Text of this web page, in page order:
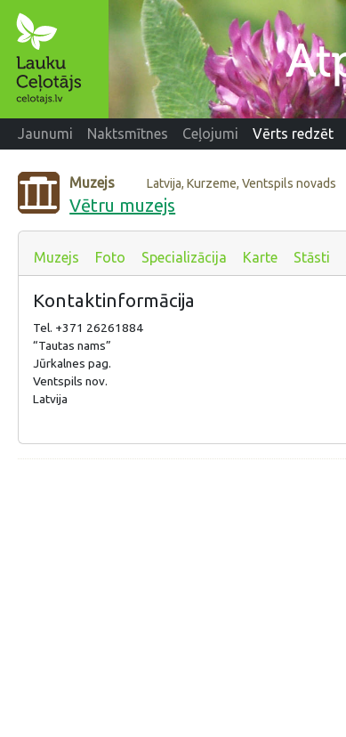
Jaunumi Naktsmītnes Ceļojumi Vērts redzēt
Muzejs Latvija, Kurzeme, Ventspils novads
Vētru muzejs
Muzejs Foto Specializācija Karte Stāsti
Kontaktinformācija
Tel. +371 26261884
“Tautas nams”
Jūrkalnes pag.
Ventspils nov.
Latvija